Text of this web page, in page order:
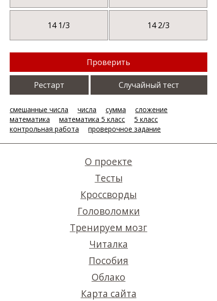
14 1/3 14 2/3
Проверить
Рестарт Случайный тест
смешанные числа числа сумма
сложение
математика
математика 5 класс
5 класс
контрольная работа
проверочное задание
О проекте
Тесты
Кроссворды
Головоломки
Тренируем мозг
Читалка
Пособия
Облако
Карта сайта